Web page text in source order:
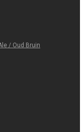
/ Oud Bruin